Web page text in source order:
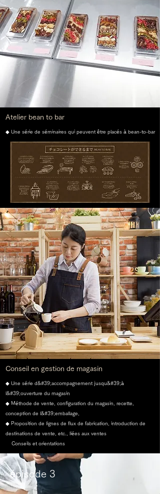
Atelier bean to bar
◆ Une série de séminaires qui peuvent être placés à bean-to-bar
Conseil en gestion de magasin
◆ Une série d&#39;accompagnement jusqu&#39;à
l&#39;ouverture du magasin
◆ Méthode de vente, configuration du magasin, recette,
conception de l&#39;emballage,
◆ Proposition de lignes de flux de fabrication, introduction de
destinations de vente, etc., liées aux ventes
Conseils et orientations
épisode 3